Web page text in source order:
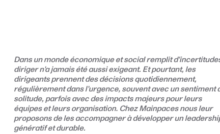
Dans un monde économique et social remplit
diriger n'a jamais été aussi exigeant. Et pourtant, les
dirigeants prennent des décisions quotidiennement,
régulièrement dans l’urgence, souvent avec un sentiment
solitude, parfois avec des impacts majeurs pour leurs
équipes et leurs organisation. Chez Mainpaces nous leur
proposons de les accompagner à développer un
génératif et durable.